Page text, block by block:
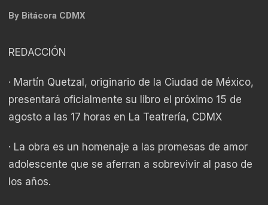
By Bitácora CDMX
REDACCIÓN
· Martín Quetzal, originario de la Ciudad de México,
presentará oficialmente su libro el próximo 15 de
agosto a las 17 horas en La Teatrería, CDMX
· La obra es un homenaje a las promesas de amor
adolescente que se aferran a sobrevivir al paso de
los años.